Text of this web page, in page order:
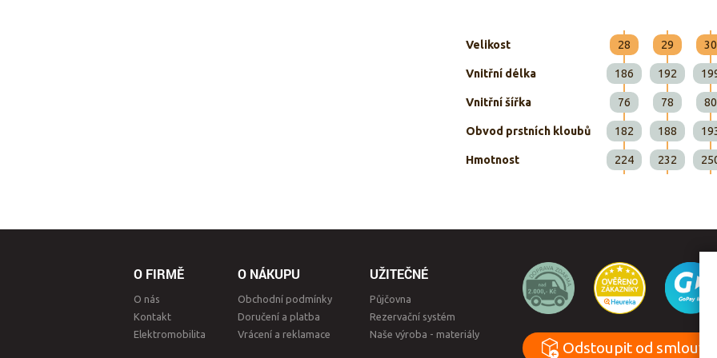
Velikost 28 29 30
Vnitřní délka 186 192
Vnitřní šířka 76 78 80
Obvod prstních kloubů 182 188
Hmotnost 224 232
O FIRMĚ
O nás
Kontakt
Elektromobilita
O NÁKUPU
Obchodní podmínky
Doručení a platba
Vrácení a reklamace
UŽITEČNÉ
Půjčovna
Rezervační systém
Naše výroba - materiály
Odstoupit od smlouvy